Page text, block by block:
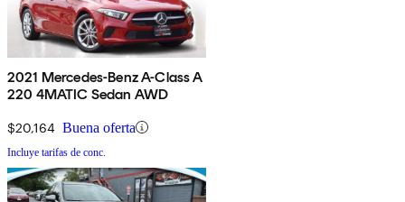
2021 Mercedes-Benz A-Class A
220 4MATIC Sedan AWD
$20,164 Buena oferta
Incluye tarifas de conc.